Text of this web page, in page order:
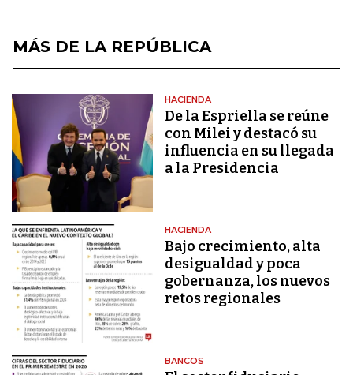
MÁS DE LA REPÚBLICA
HACIENDA
De la Espriella se reúne
con Milei y destacó su
influencia en su llegada
a la Presidencia
HACIENDA
Bajo crecimiento, alta
desigualdad y poca
gobernanza, los nuevos
retos regionales
BANCOS